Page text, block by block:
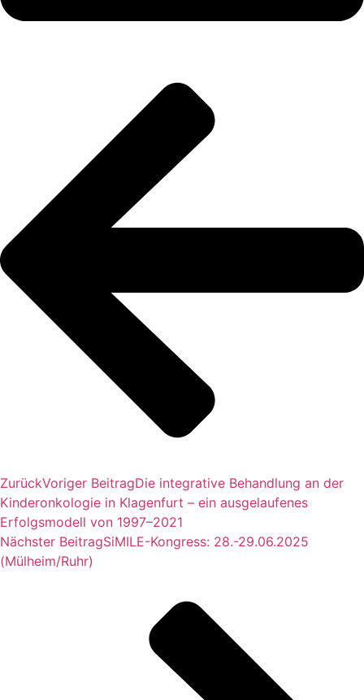
ZurückVoriger BeitragDie integrative Behandlung an der
Kinderonkologie in Klagenfurt – ein ausgelaufenes
Erfolgsmodell von 1997–2021​
Nächster BeitragSiMILE-Kongress: 28.-29.06.2025
(Mülheim/Ruhr)